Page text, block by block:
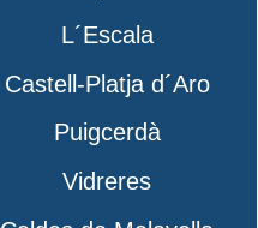
L´Escala
Castell-Platja d´Aro
Puigcerdà
Vidreres